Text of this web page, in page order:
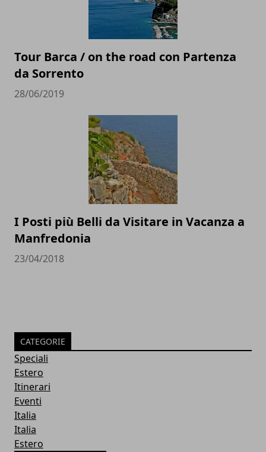
Tour Barca / on the road con Partenza
da Sorrento
28/06/2019
I Posti più Belli da Visitare in Vacanza a
Manfredonia
23/04/2018
CATEGORIE
Speciali
Estero
Itinerari
Eventi
Italia
Italia
Estero